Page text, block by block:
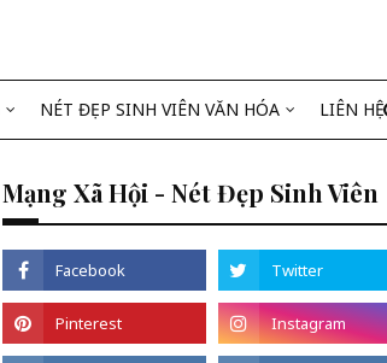
NÉT ĐẸP SINH VIÊN VĂN HÓA LIÊN HỆ
Mạng Xã Hội - Nét Đẹp Sinh Viên